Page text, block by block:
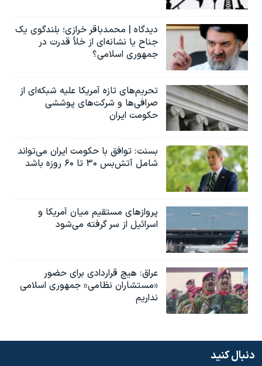
دیدگاه | محمدباقر خرازی؛ بلندگوی یک
جناح یا نشانه‌ای از خلأ قدرت در
جمهوری اسلامی؟
تحریم‌های تازه آمریکا علیه شبکه‌ای از
صرافی‌ها و شرکت‌های پوششی
حکومت ایران
بسنت: توافق با حکومت ایران می‌تواند
شامل آتش‌بس ۳۰ تا ۶۰ روزه باشد
پروازهای مستقیم میان آمریکا و
اسرائیل از سر گرفته می‌شود
عراق: هیچ قراردادی برای حضور
«مستشاران نظامی» جمهوری اسلامی
نداریم
دنبال کنید